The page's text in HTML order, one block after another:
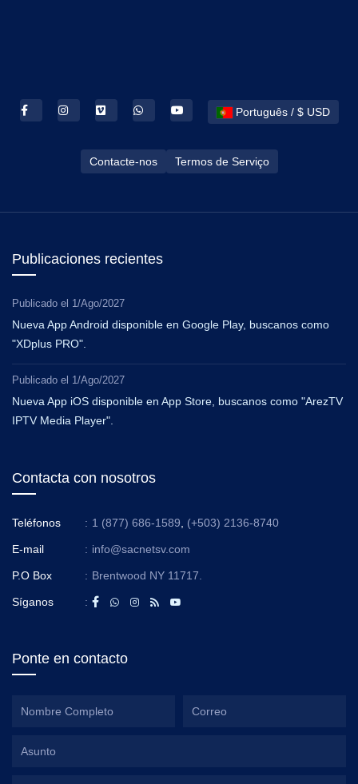
Português / $ USD
Contacte-nos Termos de Serviço
Publicaciones recientes
Publicado el 1/Ago/2027
Nueva App Android disponible en Google Play, buscanos como
"XDplus PRO".
Publicado el 1/Ago/2027
Nueva App iOS disponible en App Store, buscanos como "ArezTV
IPTV Media Player".
Contacta con nosotros
Teléfonos : 1 (877) 686-1589 (+503) 2136-8740
E-mail : info@sacnetsv.com
P.O Box : Brentwood NY 11717.
Síganos :
Ponte en contacto